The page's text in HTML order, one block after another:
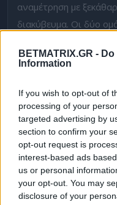
BETMATRIX.GR -
Information
If you wish to opt-out of
processing of your
targeted advertising by
section to confirm your
opt-out request is
interest-based ads
us or personal
your opt-out. You may
disclosure of your
αναμέτρηση με
διακύβευμα. Οι δύο
αποδειχθεί
ΗΣίτιμπαίνει στο
συγκεντρώσει 36
διαφορά αυτή τη
Μια ενδεχόμενη νίκη
δίνοντας της ένα
του πρωταθλήματος